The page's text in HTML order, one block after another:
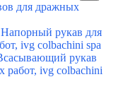
для дражных
рукав для
ivg colbachini spa
рукав
работ, ivg colbachini